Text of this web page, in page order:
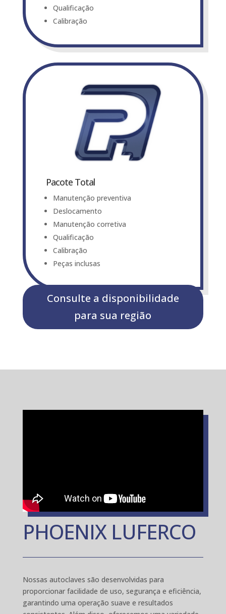
Qualificação
Calibração
Pacote Total
Manutenção preventiva
Deslocamento
Manutenção corretiva
Qualificação
Calibração
Peças inclusas
Consulte a disponibilidade
para sua região
PHOENIX LUFERCO
Nossas autoclaves são desenvolvidas para
proporcionar facilidade de uso, segurança e eficiência,
garantindo uma operação suave e resultados